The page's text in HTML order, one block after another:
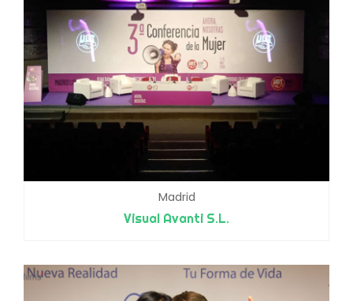
Madrid
Visual Avanti S.L.